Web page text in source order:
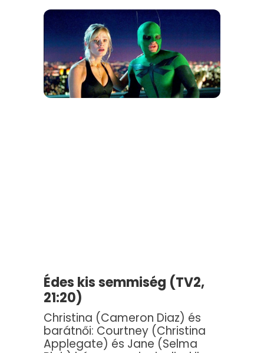
Édes kis semmiség (TV2,
21:20)
Christina (Cameron Diaz) és
barátnői: Courtney (Christina
Applegate) és Jane (Selma